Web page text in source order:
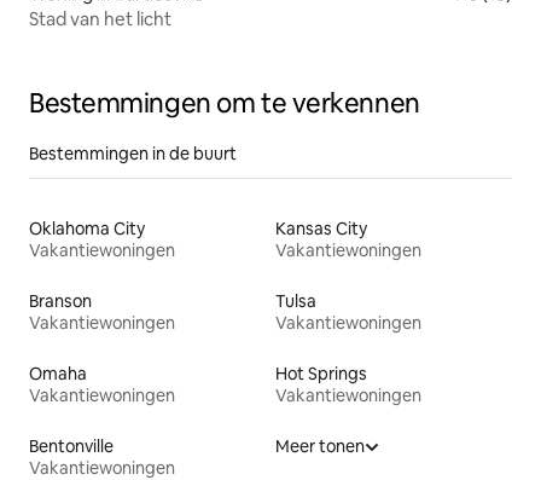
Stad van het licht
Bestemmingen om te verkennen
Bestemmingen in de buurt
Oklahoma City
Vakantiewoningen
Kansas City
Vakantiewoningen
Branson
Vakantiewoningen
Tulsa
Vakantiewoningen
Omaha
Vakantiewoningen
Hot Springs
Vakantiewoningen
Bentonville
Vakantiewoningen
Meer tonen